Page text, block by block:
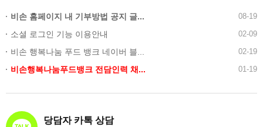
비손 홈페이지 내 기부방법 공지 글... 08-19
소셜 로그인 기능 이용안내 02-09
비손 행복나눔 푸드 뱅크 네이버 블... 02-19
비손행복나눔푸드뱅크 전담인력 채... 01-19
당담자 카톡 상담